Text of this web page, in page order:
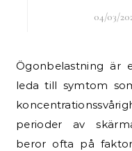
04/03/
Ögonbelastning är ett vanligt problem som kan
leda till symtom
perioder av
beror ofta på